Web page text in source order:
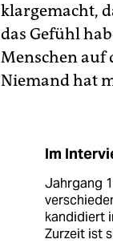
klargemacht,
das Gefühl
Menschen auf
Niemand hat
Im
Jahrgang
kandidiert
Zurzeit ist